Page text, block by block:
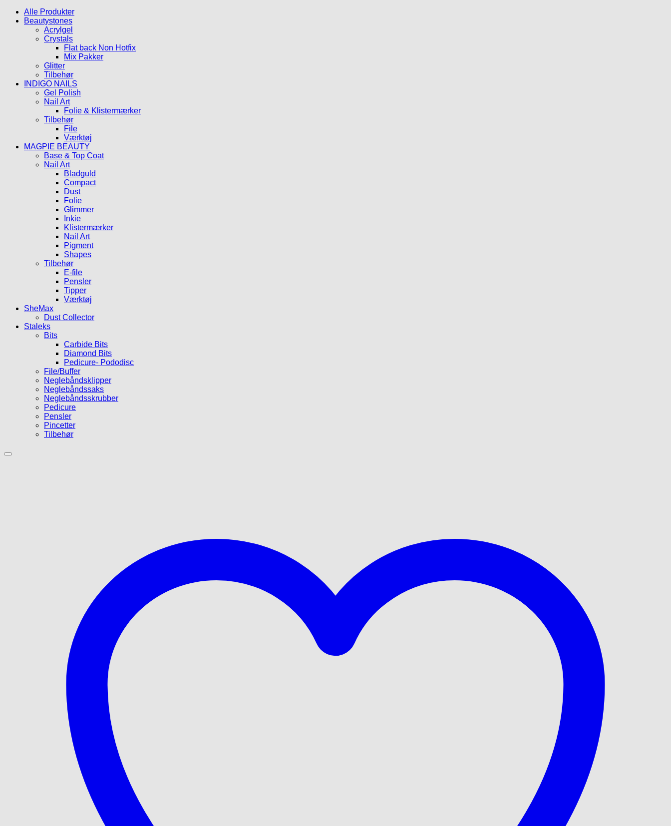
Alle Produkter
Beautystones
Acrylgel
Crystals
Flat back Non Hotfix
Mix Pakker
Glitter
Tilbehør
INDIGO NAILS
Gel Polish
Nail Art
Folie & Klistermærker
Tilbehør
File
Værktøj
MAGPIE BEAUTY
Base & Top Coat
Nail Art
Bladguld
Compact
Dust
Folie
Glimmer
Inkie
Klistermærker
Nail Art
Pigment
Shapes
Tilbehør
E-file
Pensler
Tipper
Værktøj
SheMax
Dust Collector
Staleks
Bits
Carbide Bits
Diamond Bits
Pedicure- Pododisc
File/Buffer
Neglebåndsklipper
Neglebåndssaks
Neglebåndsskrubber
Pedicure
Pensler
Pincetter
Tilbehør